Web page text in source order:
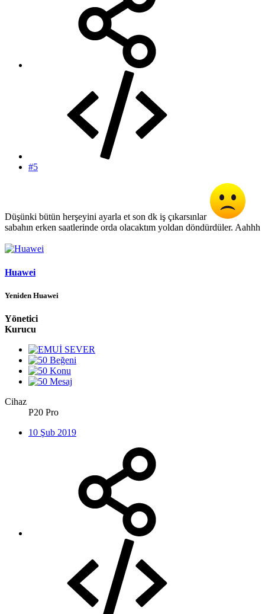
#5
Düşünki bütün herşeyini ayarla et son dk iş çıkarsınlar
sabahın erken saatlerinde orda olacaktım yoldan döndürdüler. Aahhh
Huawei
Yeniden Huawei
Yönetici
Kurucu
Cihaz
P20 Pro
10 Şub 2019